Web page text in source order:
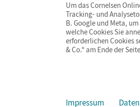
Einkaufen mit SSL-Verschlüsselung
Widerrufsfristvon 4 Wochen
und einfache Retourenabwicklung
Barrierefreiheit
Um das Cornelsen
Tracking- und
B. Google und Meta,
welche Cookies Sie
erforderlichen Cookies
& Co.“ am Ende der
Impressum